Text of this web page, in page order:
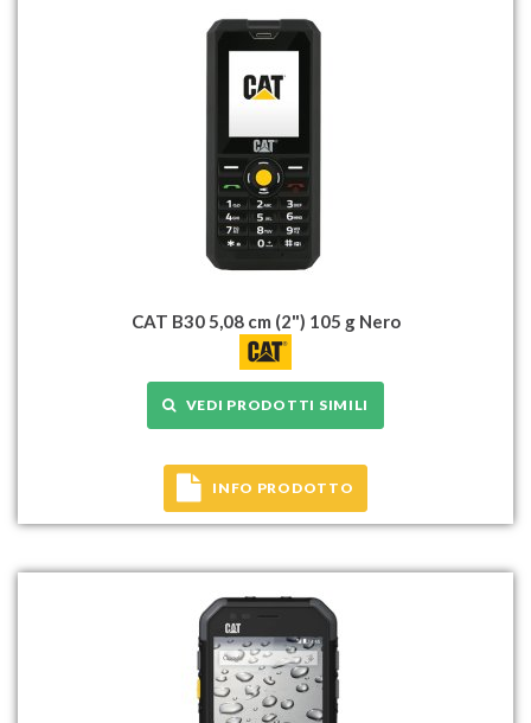
CAT B30 5,08 cm (2") 105 g Nero
VEDI PRODOTTI SIMILI
INFO PRODOTTO